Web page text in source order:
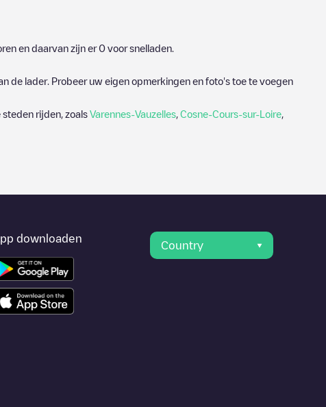
en daarvan zijn er 0 voor snelladen.
de lader. Probeer uw eigen opmerkingen en foto's toe te voegen
rijden, zoals Varennes-Vauzelles Cosne-Cours-sur-Loire
downloaden
Country